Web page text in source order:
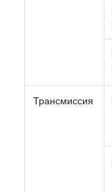
Трансмиссия